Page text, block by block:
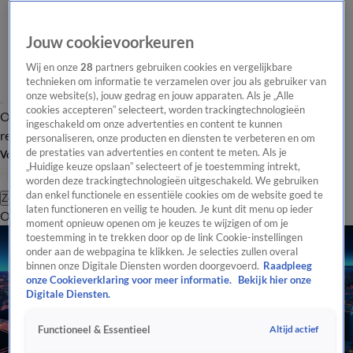
Overzicht Laatste nieuws Regionieuws Het beste van Hart
Tip de
redactie
Volg Hart van Nederland
Zoeken
OverzichtRegioUitzendingenWeerTip de redactiePanelVideo's
Jouw cookievoorkeuren
Wij en onze28 partners gebruiken cookies en vergelijkbare
technieken om informatie te verzamelen over jou als gebruiker van
onze website(s), jouw gedrag en jouw apparaten. Als je „Alle
cookies accepteren” selecteert, worden trackingtechnologieën
ingeschakeld om onze advertenties en content te kunnen
personaliseren, onze producten en diensten te verbeteren en om
de prestaties van advertenties en content te meten. Als je
„Huidige keuze opslaan” selecteert of je toestemming intrekt,
worden deze trackingtechnologieën uitgeschakeld. We gebruiken
dan enkel functionele en essentiële cookies om de website goed te
laten functioneren en veilig te houden. Je kunt dit menu op ieder
moment opnieuw openen om je keuzes te wijzigen of om je
toestemming in te trekken door op de link Cookie-instellingen
onder aan de webpagina te klikken. Je selecties zullen overal
binnen onze Digitale Diensten worden doorgevoerd. Raadpleeg
onze Cookieverklaring voor meer informatie.
Bekijk hier onze
Digitale Diensten.
Functioneel & Essentieel Altijd actief